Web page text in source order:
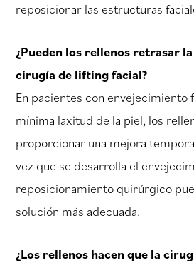
reposicionar las estructuras
¿Pueden los rellenos retrasar
cirugía de lifting facial?
En pacientes con envejecimiento
mínima laxitud de la piel, los
proporcionar una mejora
vez que se desarrolla el
reposicionamiento quirúrgico
solución más adecuada.
¿Los rellenos hacen que la